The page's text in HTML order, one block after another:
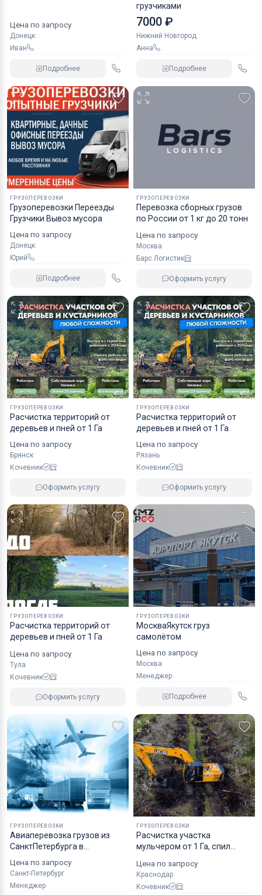
Цена по запросу
Донецк
Иван
Подробнее
грузчиками
7000 ₽
Нижний Новгород
Анна
Подробнее
ГРУЗОПЕРЕВОЗКИ
Грузоперевозки Переезды
Грузчики Вывоз мусора
Цена по запросу
Донецк
Юрий
Подробнее
ГРУЗОПЕРЕВОЗКИ
Перевозка сборных грузов
по России от 1 кг до 20 тонн
Цена по запросу
Москва
Барс Логистик
Оформить услугу
ГРУЗОПЕРЕВОЗКИ
Расчистка территорий от
деревьев и пней от 1 Га
Цена по запросу
Брянск
Кочевник
Оформить услугу
ГРУЗОПЕРЕВОЗКИ
Расчистка территорий от
деревьев и пней от 1 Га
Цена по запросу
Рязань
Кочевник
Оформить услугу
ГРУЗОПЕРЕВОЗКИ
Расчистка территорий от
деревьев и пней от 1 Га
Цена по запросу
Тула
Кочевник
Оформить услугу
ГРУЗОПЕРЕВОЗКИ
МоскваЯкутск груз
самолётом
Цена по запросу
Москва
Менеджер
Подробнее
ГРУЗОПЕРЕВОЗКИ
Авиаперевозка грузов из
СанктПетербурга в
Архангельск
Цена по запросу
Санкт-Петербург
Менеджер
ГРУЗОПЕРЕВОЗКИ
Расчистка участка
мульчером от 1 Га, спил
Цена по запросу
Краснодар
Кочевник